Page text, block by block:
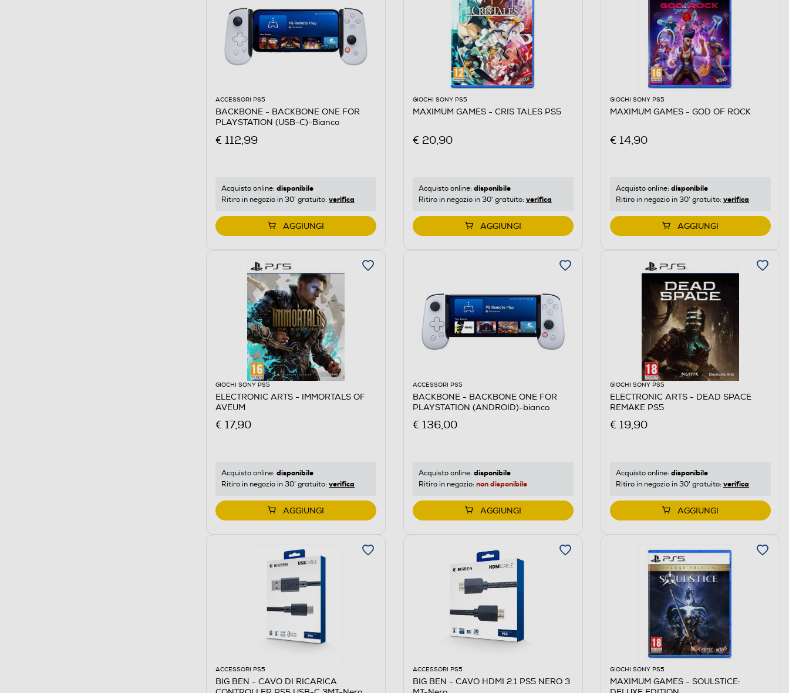
ACCESSORI PS5
BACKBONE - BACKBONE ONE FOR
PLAYSTATION (USB-C)-Bianco
€ 112,99
Acquisto online: disponibile
Ritiro in negozio in 30' gratuito: verifica
AGGIUNGI
GIOCHI SONY PS5
MAXIMUM GAMES - CRIS TALES PS5
€ 20,90
Acquisto online: disponibile
Ritiro in negozio in 30' gratuito: verifica
AGGIUNGI
GIOCHI SONY PS5
MAXIMUM GAMES - GOD OF ROCK
€ 14,90
Acquisto online: disponibile
Ritiro in negozio in 30' gratuito: verifica
AGGIUNGI
GIOCHI SONY PS5
ELECTRONIC ARTS - IMMORTALS OF
AVEUM
€ 17,90
Acquisto online: disponibile
Ritiro in negozio in 30' gratuito: verifica
AGGIUNGI
ACCESSORI PS5
BACKBONE - BACKBONE ONE FOR
PLAYSTATION (ANDROID)-bianco
€ 136,00
Acquisto online: disponibile
Ritiro in negozio: non disponibile
AGGIUNGI
GIOCHI SONY PS5
ELECTRONIC ARTS - DEAD SPACE
REMAKE PS5
€ 19,90
Acquisto online: disponibile
Ritiro in negozio in 30' gratuito: verifica
AGGIUNGI
ACCESSORI PS5
BIG BEN - CAVO DI RICARICA
ACCESSORI PS5
BIG BEN - CAVO HDMI 2.1 PS5 NERO 3
GIOCHI SONY PS5
MAXIMUM GAMES - SOULSTICE: